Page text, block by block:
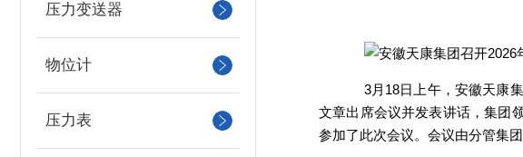
压力变送器
物位计
压力表
3月18日上午，安徽天康
文章出席会议并发表讲话，集团
参加了此次会议。会议由分管集